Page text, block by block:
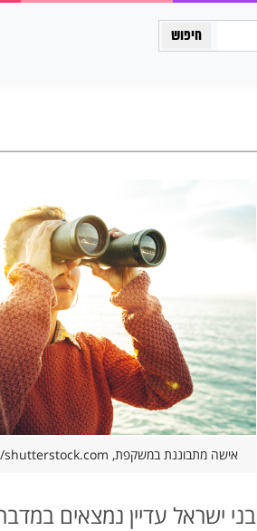
אישה מתבוננת במשקפת, Sergey Tinyakov/shutterstock.com
בני ישראל עדיין נמצאים